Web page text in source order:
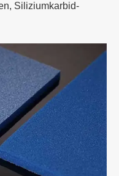
Siliziumkarbid-